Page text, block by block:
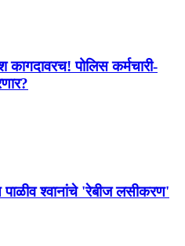
पोलिस कर्मचारी-
श्‍वानांचे 'रेबीज लसीकरण'